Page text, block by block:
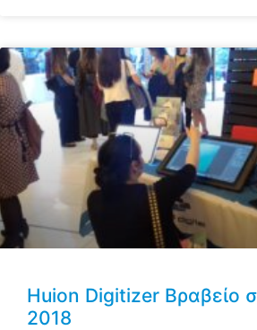
Huion Digitizer Βραβείο
2018